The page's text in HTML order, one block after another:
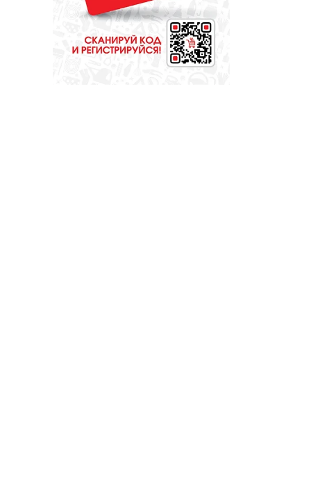
Газманов, «Город
мастеров» и
музейные квесты